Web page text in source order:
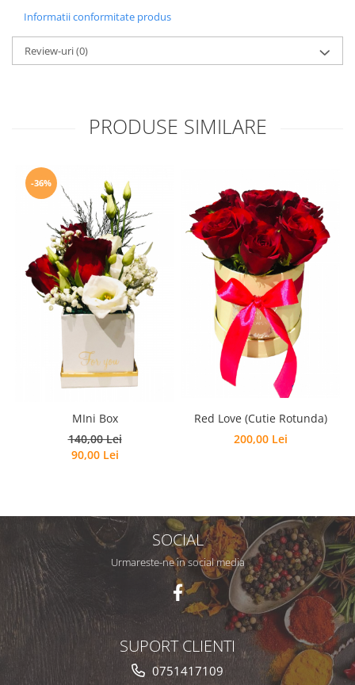
Informatii conformitate produs
Review-uri(0)
PRODUSE SIMILARE
-36%
MIni Box
140,00 Lei
90,00 Lei
Red Love (Cutie Rotunda)
200,00 Lei
SOCIAL
Urmareste-ne in social media
SUPORT CLIENTI
0751417109